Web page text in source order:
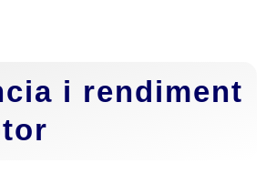
i rendiment